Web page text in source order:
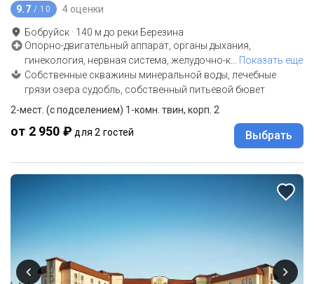
9.7 / 10 4 оценки
Бобруйск · 140 м до реки Березина
Опорно-двигательный аппарат, органы дыхания,
гинекология, нервная система, желудочно-к… Показать еще
Собственные скважины минеральной воды, лечебные
грязи озера судобль, собственный питьевой бювет
2-мест. (с подселением) 1-комн. твин, корп. 2
от 2 950 ₽ для 2 гостей Выбрать